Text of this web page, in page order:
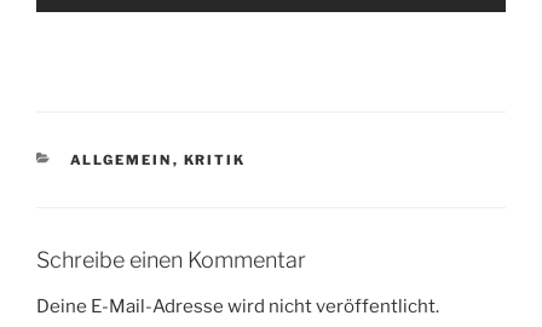
KATEGORIEN
ALLGEMEIN , KRITIK
Schreibe einen Kommentar
Deine E-Mail-Adresse wird nicht veröffentlicht.